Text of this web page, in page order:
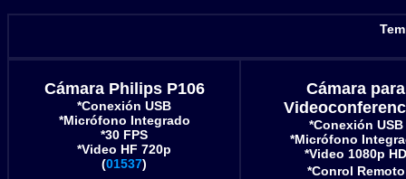
Cámara Philips P106
*Conexión USB
*Micrófono Integrado
*30 FPS
*Video HF 720p
(01537)
Cámara para
*Conexión USB
*Micrófono
*Video 1080p HD
*Conrol Remoto